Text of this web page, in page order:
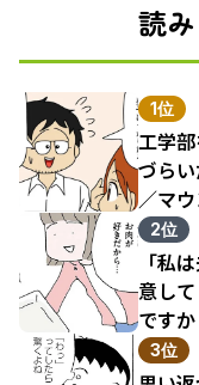
読
1位
工学
づら
／マ
結果（
2位
「私
意し
ですか
3位